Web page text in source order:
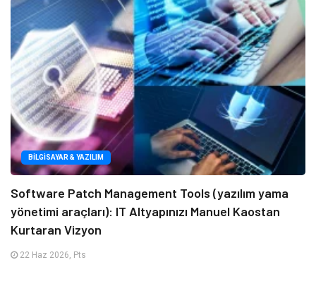
BILGISAYAR & YAZILIM
Software Patch Management Tools (yazılım yama
yönetimi araçları): IT Altyapınızı Manuel Kaostan
Kurtaran Vizyon
22 Haz 2026, Pts